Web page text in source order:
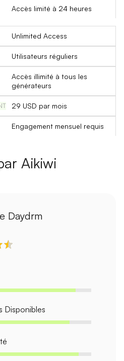
Accès limité à 24 heures
Unlimited Access
Utilisateurs réguliers
Accès illimité à tous les
générateurs
29 USD par mois
Engagement mensuel requis
Aikiwi
Daydrm
Disponibles